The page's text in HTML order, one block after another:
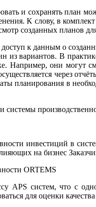
и сохранять план
К слову, в
созданных планов
к данным о
из вариантов. В
Например, они могут
через
планирования в
системы
инвестиций в
на бизнес
ORTEMS
APS систем, что с
для оценки